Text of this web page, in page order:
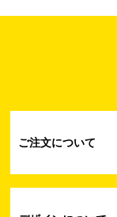
正当な事業遂行の
ご注文について